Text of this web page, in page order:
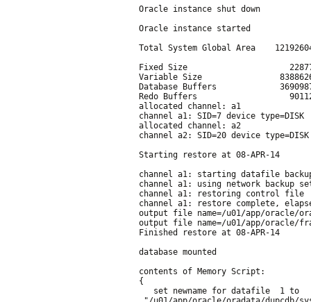
Oracle instance shut down
Oracle instance started
Total System Global Area
Fixed Size
Variable Size
Database Buffers
Redo Buffers
allocated channel: a1
channel a1: SID=7 device type=DISK
allocated channel: a2
channel a2: SID=20 device type=DISK
Starting restore at 08-APR-14
channel a1: starting datafile
channel a1: using network backup
channel a1: restoring control file
channel a1: restore complete,
output file name=/u01/app/oracle/
output file name=/u01/app/oracle/
Finished restore at 08-APR-14
database mounted
contents of Memory Script:
{
set newname for datafile  1 to